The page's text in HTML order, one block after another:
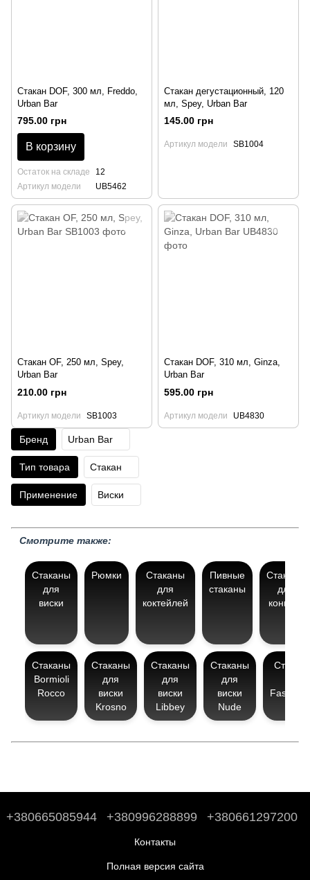
Стакан DOF, 300 мл, Freddo,
Urban Bar
795.00 грн
В корзину
Остаток на складе
12
Артикул модели
UB5462
Стакан дегустационный, 120
мл, Spey, Urban Bar
145.00 грн
Артикул модели SB1004
Стакан OF, 250 мл, Spey,
Urban Bar
210.00 грн
Артикул модели SB1003
Стакан DOF, 310 мл, Ginza,
Urban Bar
595.00 грн
Артикул модели UB4830
Смотрите также:
Стаканы
для
виски
Рюмки
Стаканы
для
коктейлей
Пивные
стаканы
Стаканы
для
коньяка
Стаканы
Bormioli
Rocco
Стаканы
для
виски
Krosno
Стаканы
для
виски
Libbey
Стаканы
для
виски
Nude
Бренд Urban Bar
Тип товара Стакан
Применение Виски
+380665085944 +380996288899 +380661297200
Контакты
Полная версия сайта